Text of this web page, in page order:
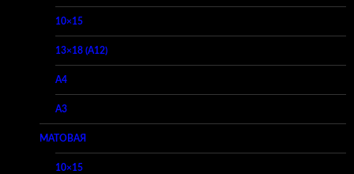
10×15
13×18 (A12)
A4
A3
МАТОВАЯ
10×15